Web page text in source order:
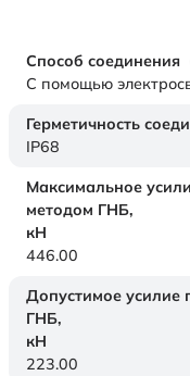
Способ соединения
С помощью
Герметичность
IP68
Максимальное
методом ГНБ,
кН
446.00
Допустимое усилие
ГНБ,
кН
223.00